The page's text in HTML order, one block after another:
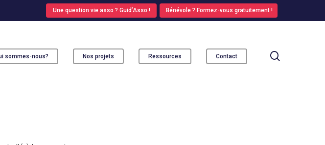
Une question vie asso ? Guid’Asso ! Bénévole ? Formez-vous gratuitement !
sommes-nous? Nos projets Ressources Contact